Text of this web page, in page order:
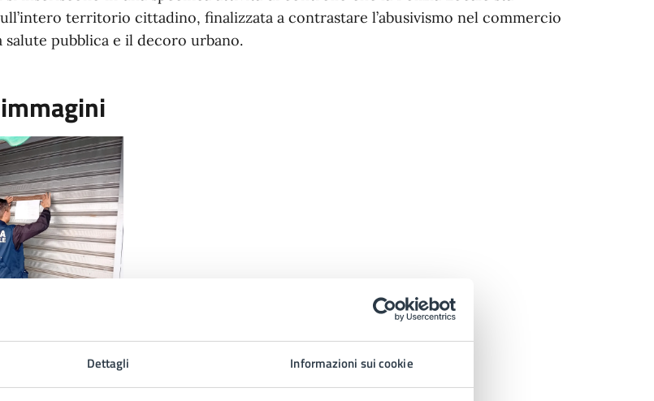
Dettagli Informazioni sui cookie
territorio cittadino, finalizzata a contrastare l’abusivismo nel commercio
salute pubblica e il decoro urbano.